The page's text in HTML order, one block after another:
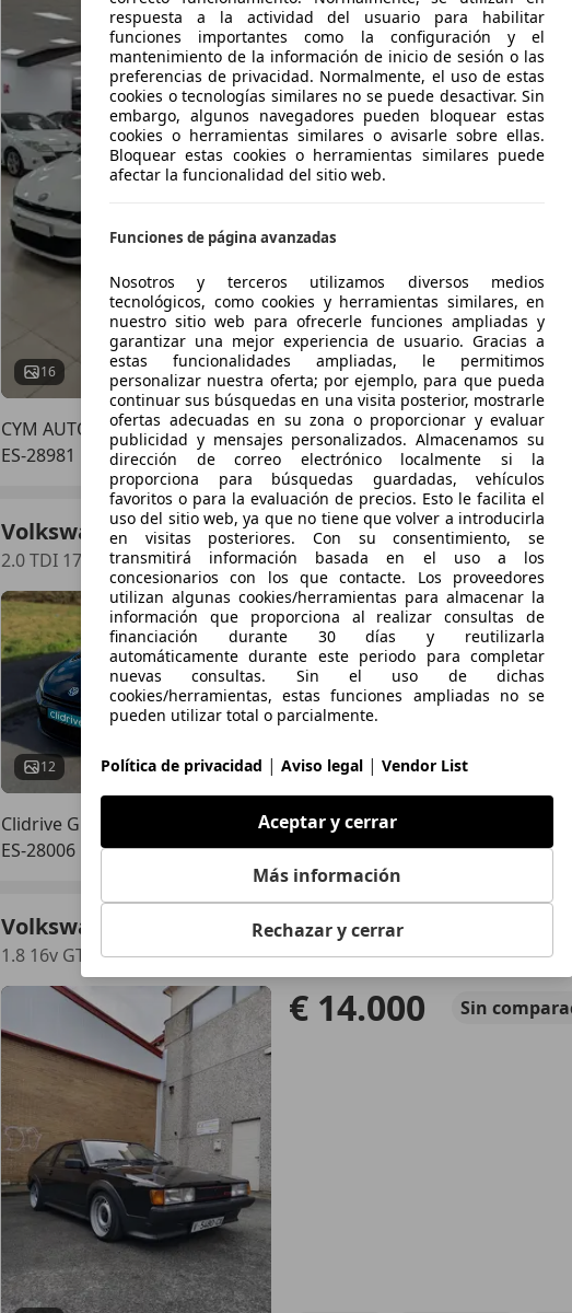
16 01/2010 219.000 km
CYM AUTO SPORT
ES-28981 Parla
Volkswagen Scirocco
2.0 TDI 170cv DPF
12
€ 6.350 Buen precio
12/2009 273.000 km
Clidrive Group
ES-28006 MADRID
Volkswagen Scirocco
1.8 16v GT 140
€ 14.000 Sin
respuesta a la actividad del usuario para habilitar
funciones importantes como la configuración y el
mantenimiento de la información de inicio de sesión o las
preferencias de privacidad. Normalmente, el uso de estas
cookies o tecnologías similares no se puede desactivar. Sin
embargo, algunos navegadores pueden bloquear estas
cookies o herramientas similares o avisarle sobre ellas.
Bloquear estas cookies o herramientas similares puede
afectar la funcionalidad del sitio web.
Funciones de página avanzadas
Nosotros y terceros utilizamos diversos medios
tecnológicos, como cookies y herramientas similares, en
nuestro sitio web para ofrecerle funciones ampliadas y
garantizar una mejor experiencia de usuario. Gracias a
estas funcionalidades ampliadas, le permitimos
personalizar nuestra oferta; por ejemplo, para que pueda
continuar sus búsquedas en una visita posterior, mostrarle
ofertas adecuadas en su zona o proporcionar y evaluar
publicidad y mensajes personalizados. Almacenamos su
dirección de correo electrónico localmente si la
proporciona para búsquedas guardadas, vehículos
favoritos o para la evaluación de precios. Esto le facilita el
uso del sitio web, ya que no tiene que volver a introducirla
en visitas posteriores. Con su consentimiento, se
transmitirá información basada en el uso a los
concesionarios con los que contacte. Los proveedores
utilizan algunas cookies/herramientas para almacenar la
información que proporciona al realizar consultas de
financiación durante 30 días y reutilizarla
automáticamente durante este periodo para completar
nuevas consultas. Sin el uso de dichas
cookies/herramientas, estas funciones ampliadas no se
pueden utilizar total o parcialmente.
Política de privacidad | Aviso legal | Vendor List
Aceptar y cerrar
Más información
Rechazar y cerrar